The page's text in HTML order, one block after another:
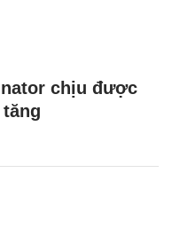
chịu được